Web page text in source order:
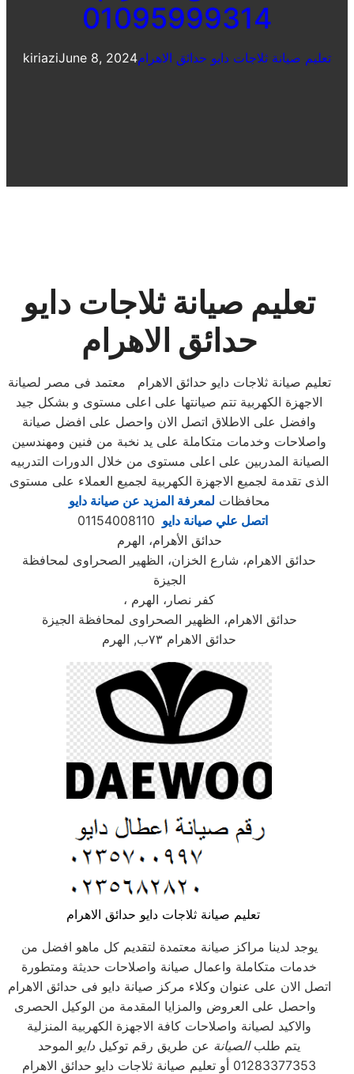
01095999314
kiriaziJune 8, 2024تعليم صيانة ثلاجات دايو حدائق الاهرام
تعليم صيانة ثلاجات دايو
حدائق الاهرام
تعليم صيانة ثلاجات دايو حدائق الاهرام معتمد فى مصر لصيانة
الاجهزة الكهربية تتم صيانتها على اعلى مستوى و بشكل جيد
وافضل على الاطلاق اتصل الان واحصل على افضل صيانة
واصلاحات وخدمات متكاملة على يد نخبة من فنين ومهندسين
الصيانة المدربين على اعلى مستوى من خلال الدورات التدربيه
الذى تقدمة لجميع الاجهزة الكهربية لجميع العملاء على مستوى
محافظات لمعرفة المزيد عن صيانة دايو
اتصل علي صيانة دايو
حدائق الأهرام، الهرم
حدائق الاهرام، شارع الخزان، الظهير الصحراوى لمحافظة
الجيزة
، كفر نصار، الهرم
حدائق الاهرام، الظهير الصحراوى لمحافظة الجيزة
حدائق الاهرام ٧٣ب, الهرم
تعليم صيانة ثلاجات دايو حدائق الاهرام
يوجد لدينا مراكز صيانة معتمدة لتقديم كل ماهو افضل من
خدمات متكاملة واعمال صيانة واصلاحات حديثة ومتطورة
اتصل الان على عنوان وكلاء مركز صيانة دايو فى حدائق الاهرام
واحصل على العروض والمزايا المقدمة من الوكيل الحصرى
والاكيد لصيانة واصلاحات كافة الاجهزة الكهربية المنزلية
يتم طلبالصيانة عن طريق رقم توكيل دايو الموحد
01283377353 أو تعليم صيانة ثلاجات دايو حدائق الاهرام